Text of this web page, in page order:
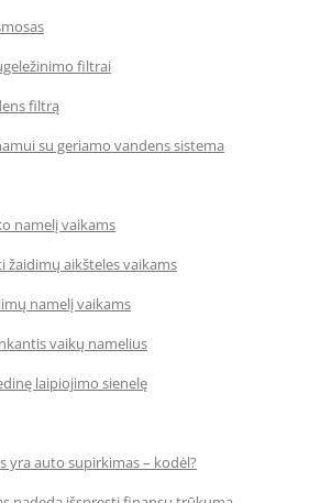
filtrai
filtrą
su geriamo vandens sistema
namelį vaikams
žaidimų aikšteles vaikams
namelį vaikams
vaikų namelius
laipiojimo sienelę
yra auto supirkimas – kodėl?